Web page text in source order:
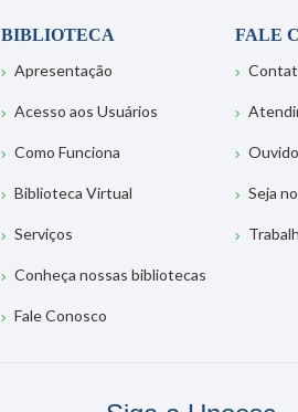
BIBLIOTECA
Apresentação
Acesso aos Usuários
Como Funciona
Biblioteca Virtual
Serviços
Conheça nossas bibliotecas
Fale Conosco
FALE
Seja